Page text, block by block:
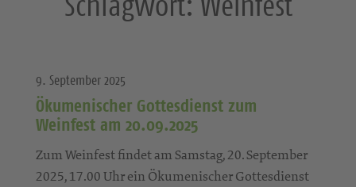
9. September 2025
Ökumenischer Gottesdienst zum
Weinfest am 20.09.2025
Zum Weinfest findet am Samstag, 20. September
2025, 17.00 Uhr ein Ökumenischer Gottesdienst